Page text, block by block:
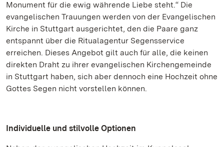
Monument für die ewig währende Liebe steht.“ Die
evangelischen Trauungen werden von der Evangelischen
Kirche in Stuttgart ausgerichtet, den die Paare ganz
entspannt über die Ritualagentur Segensservice
erreichen. Dieses Angebot gilt auch für alle, die keinen
direkten Draht zu ihrer evangelischen Kirchengemeinde
in Stuttgart haben, sich aber dennoch eine Hochzeit ohne
Gottes Segen nicht vorstellen können.
Individuelle und stilvolle Optionen